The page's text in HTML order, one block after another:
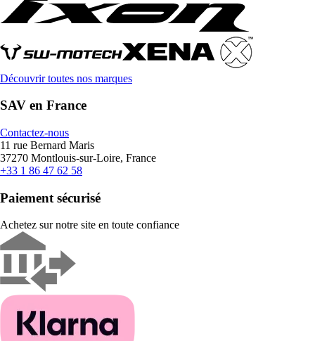
Découvrir toutes nos marques
SAV en France
Contactez-nous
11 rue Bernard Maris
37270 Montlouis-sur-Loire, France
+33 1 86 47 62 58
Paiement sécurisé
Achetez sur notre site en toute confiance